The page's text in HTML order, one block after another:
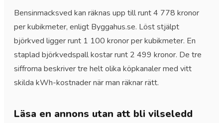
Bensinmacksved kan räknas upp till runt 4 778 kronor
per kubikmeter, enligt Byggahus.se. Löst stjälpt
björkved ligger runt 1 100 kronor per kubikmeter. En
staplad björkvedspall kostar runt 2 499 kronor. De tre
siffrorna beskriver tre helt olika köpkanaler med vitt
skilda kWh-kostnader när man räknar rätt.
Läsa en annons utan att bli vilseledd